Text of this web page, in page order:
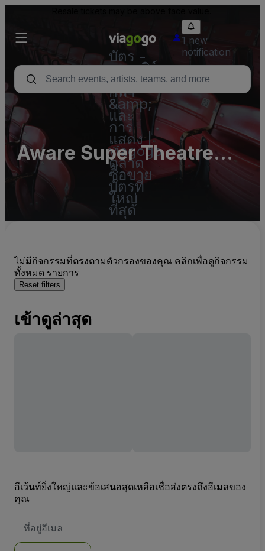
บัตร -
คอนเสิร์ต
บัตร
กีฬา
&amp;
และ
การ
แสดง |
viagogo
ตลาด
ซื้อขาย
บัตรที่
ใหญ่
ที่สุด
1 new
notification
Aware Super Theatre
(InActive)
ไม่มีกิจกรรมที่ตรงตามตัวกรองของคุณ คลิกเพื่อดูกิจกรรม
ทั้งหมด รายการ
Reset filters
เข้าดูล่าสุด
อีเว้นท์ยิ่งใหญ่และข้อเสนอสุดเหลือเชื่อส่งตรงถึงอีเมลของ
คุณ
อยู่